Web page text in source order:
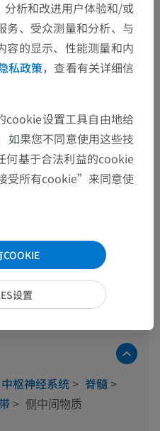
中枢神经系统> 脊髓>
> 侧中间物质
析和改进用户体验和/或
务、受众测量和分析、与
容的显示、性能测量和内
私政策，查看有关详细信
cookie设置工具自由地给
如果您不同意使用这些技
何基于合法利益的cookie
受所有cookie”来同意使
设置